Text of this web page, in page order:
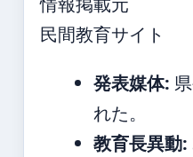
民間教育サイト
発表媒体:
れた。
教育長異動: